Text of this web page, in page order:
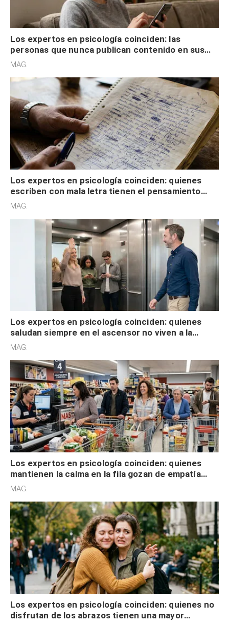
Los expertos en psicología coinciden: las
personas que nunca publican contenido en sus
redes sociales no pretenden buscar validación
MAG.
Los expertos en psicología coinciden: quienes
escriben con mala letra tienen el pensamiento
acelerado y no lo hacen por desinterés
MAG.
Los expertos en psicología coinciden: quienes
saludan siempre en el ascensor no viven a la
defensiva y tienen apertura social
MAG.
Los expertos en psicología coinciden: quienes
mantienen la calma en la fila gozan de empatía
cognitiva, gratitud y no solo tienen autocontrol
MAG.
Los expertos en psicología coinciden: quienes no
disfrutan de los abrazos tienen una mayor